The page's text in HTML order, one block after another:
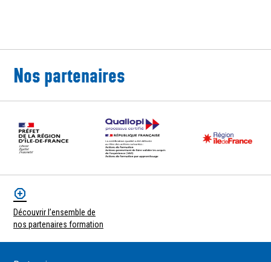
Nos partenaires
Découvrir l’ensemble de
nos partenaires formation